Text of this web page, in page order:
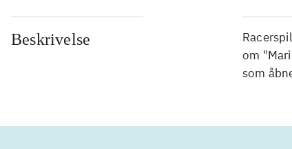
Beskrivelse
om
som